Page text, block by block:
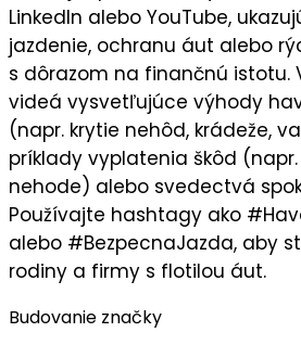
LinkedIn alebo YouTube,
jazdenie, ochranu áut alebo
s dôrazom na finančnú istotu.
videá vysvetľujúce výhody
(napr. krytie nehôd, krádeže,
príklady vyplatenia škôd
nehode) alebo svedectvá
Používajte hashtagy ako
alebo #BezpecnaJazda, aby
rodiny a firmy s flotilou áut.
Budovanie značky